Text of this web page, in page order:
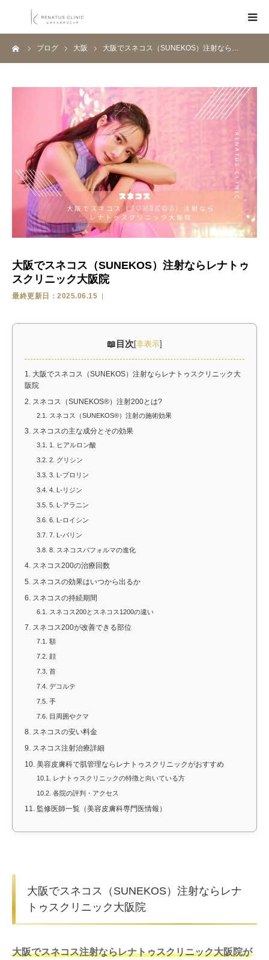
ブログ 大阪 大阪でスネコス（SUNEKOS）注射なら…
大阪でスネコス（SUNEKOS）注射ならレナトゥ
スクリニック大阪院
最終更新日：2025.06.15
目次 [非表示]
1.
大阪でスネコス（SUNEKOS）注射ならレナトゥスクリニック大
阪院
2.
スネコス（SUNEKOS®）注射200とは?
2.1. スネコス（SUNEKOS®）注射の施術効果
3. スネコスの主な成分とその効果
3.1. 1. ヒアルロン酸
3.2. 2. グリシン
3.3. 3. L-プロリン
3.4. 4. L-リジン
3.5. 5. L-アラニン
3.6. 6. L-ロイシン
3.7. 7. L-バリン
3.8. 8. スネコスパフォルマの進化
4. スネコス200の治療回数
5.
スネコスの効果はいつから出るか
6.
スネコスの持続期間
6.1. スネコス200とスネコス1200の違い
7. スネコス200が改善できる部位
7.1. 額
7.2. 顔
7.3. 首
7.4. デコルテ
7.5. 手
7.6. 目周囲やクマ
8. スネコスの安い料金
9.
スネコス注射治療詳細
10. 美容皮膚科で肌管理ならレナトゥスクリニックがおすすめ
10.1. レナトゥスクリニックの特徴と向いている方
10.2. 各院の評判・アクセス
11. 監修医師一覧（美容皮膚科専門医情報）
大阪でスネコス（SUNEKOS）注射ならレナ
トゥスクリニック大阪院
大阪でスネコス注射ならレナトゥスクリニック大阪院が
HOME
メニュー
クリニック一覧
医師紹介
ブログ
ストア
相談